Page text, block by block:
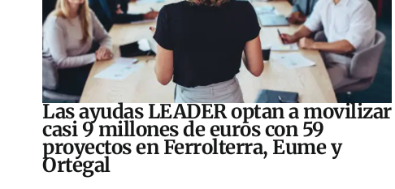
Las ayudas LEADER optan a movilizar
casi 9 millones de euros con 59
proyectos en Ferrolterra, Eume y
Ortegal